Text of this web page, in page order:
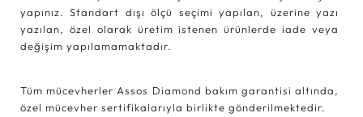
yapınız. Standart dışı ölçü seçimi yapılan, üzerine yazı
yazılan, özel olarak üretim istenen ürünlerde iade veya
değişim yapılamamaktadır.
Tüm mücevherler Assos Diamond bakım garantisi altında,
özel mücevher sertifikalarıyla birlikte gönderilmektedir.